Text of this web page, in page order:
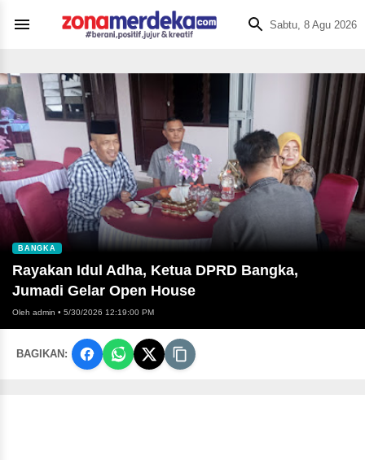
Sabtu, 8 Agu 2026
BANGKA
Rayakan Idul Adha, Ketua DPRD Bangka,
Jumadi Gelar Open House
Oleh admin • 5/30/2026 12:19:00 PM
BAGIKAN: